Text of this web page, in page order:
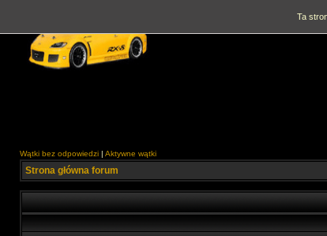
Wątki bez odpowiedzi | Aktywne wątki
Strona główna forum
Ta